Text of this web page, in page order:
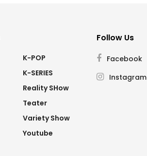
K-POP
K-SERIES
Reality SHow
Teater
Variety Show
Youtube
Follow Us
Facebook
Instagram